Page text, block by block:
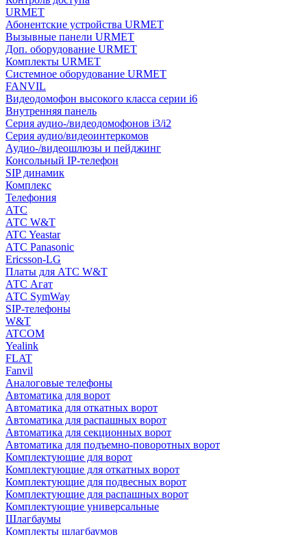
URMET
Абонентские устройства URMET
Вызывные панели URMET
Доп. оборудование URMET
Комплекты URMET
Системное оборудование URMET
FANVIL
Видеодомофон высокого класса серии i6
Внутренняя панель
Серия аудио-/видеодомофонов i3/i2
Серия аудио/видеоинтеркомов
Аудио-/видеошлюзы и пейджинг
Консольный IP-телефон
SIP динамик
Комплекс
Телефония
АТС
АТС W&T
ATC Yeastar
АТС Panasonic
Ericsson-LG
Платы для АТС W&T
АТС Агат
АТС SymWay
SIP-телефоны
W&T
ATCOM
Yealink
FLAT
Fanvil
Аналоговые телефоны
Автоматика для ворот
Автоматика для откатных ворот
Автоматика для распашных ворот
Автоматика для секционных ворот
Автоматика для подъемно-поворотных ворот
Комплектующие для ворот
Комплектующие для откатных ворот
Комплектующие для подвесных ворот
Комплектующие для распашных ворот
Комплектующие универсальные
Шлагбаумы
Комплекты шлагбаумов